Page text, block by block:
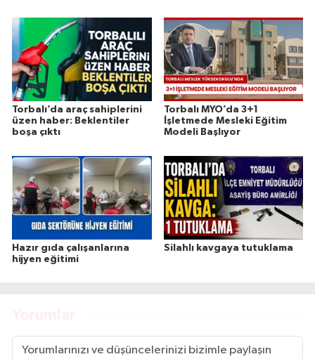
Torbalı’da araç sahiplerini
üzen haber: Beklentiler
boşa çıktı
Torbalı MYO’da 3+1
İşletmede Mesleki Eğitim
Modeli Başlıyor
Hazır gıda çalışanlarına
hijyen eğitimi
Silahlı kavgaya tutuklama